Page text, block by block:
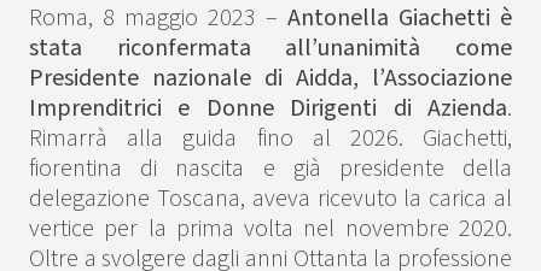
Roma, 8 maggio 2023 – Antonella Giachetti è
stata riconfermata all’unanimità come
Presidente nazionale di Aidda, l’Associazione
Imprenditrici e Donne Dirigenti di Azienda.
Rimarrà alla guida fino al 2026. Giachetti,
fiorentina di nascita e già presidente della
delegazione Toscana, aveva ricevuto la carica al
vertice per la prima volta nel novembre 2020.
Oltre a svolgere dagli anni Ottanta la professione